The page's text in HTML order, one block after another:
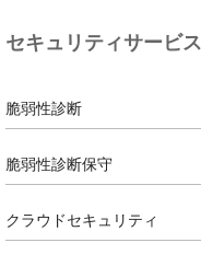
o
k
g
m
b
セキュリティサービス
脆弱性診断
脆弱性診断保守
クラウドセキュリティ